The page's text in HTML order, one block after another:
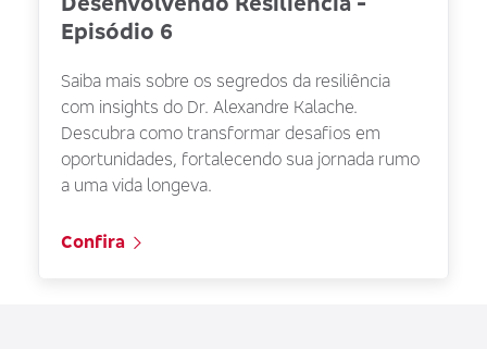
Episódio 6
Saiba mais sobre os segredos da resiliência
com insights do Dr. Alexandre Kalache.
Descubra como transformar desafios em
oportunidades, fortalecendo sua jornada rumo
a uma vida longeva.
Confira